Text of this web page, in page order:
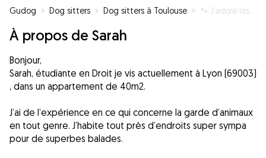
Gudog » Dog sitters » Dog sitters à Toulouse » 🐾 J’adore les animaux🐶😻
À propos de Sarah
Bonjour,
Sarah, étudiante en Droit je vis actuellement à Lyon (69003)
, dans un appartement de 40m2.
J’ai de l’expérience en ce qui concerne la garde d’animaux
en tout genre. J’habite tout près d’endroits super sympa
pour de superbes balades.